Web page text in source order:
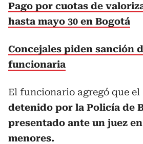
Pago por cuotas de
hasta mayo 30 en Bogotá
Concejales piden sanción
funcionaria
El funcionario agregó que el
detenido por la Policía de
presentado ante un juez
menores.